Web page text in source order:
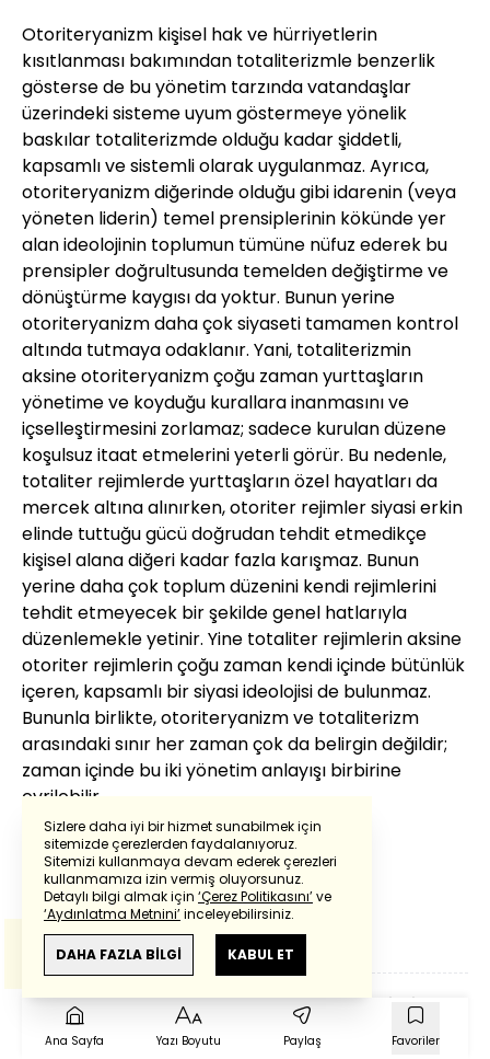
Otoriteryanizm kişisel hak ve hürriyetlerin
kısıtlanması bakımından totaliterizmle benzerlik
gösterse de bu yönetim tarzında vatandaşlar
üzerindeki sisteme uyum göstermeye yönelik
baskılar totaliterizmde olduğu kadar şiddetli,
kapsamlı ve sistemli olarak uygulanmaz. Ayrıca,
otoriteryanizm diğerinde olduğu gibi idarenin (veya
yöneten liderin) temel prensiplerinin kökünde yer
alan ideolojinin toplumun tümüne nüfuz ederek bu
prensipler doğrultusunda temelden değiştirme ve
dönüştürme kaygısı da yoktur. Bunun yerine
otoriteryanizm daha çok siyaseti tamamen kontrol
altında tutmaya odaklanır. Yani, totaliterizmin
aksine otoriteryanizm çoğu zaman yurttaşların
yönetime ve koyduğu kurallara inanmasını ve
içselleştirmesini zorlamaz; sadece kurulan düzene
koşulsuz itaat etmelerini yeterli görür. Bu nedenle,
totaliter rejimlerde yurttaşların özel hayatları da
mercek altına alınırken, otoriter rejimler siyasi erkin
elinde tuttuğu gücü doğrudan tehdit etmedikçe
kişisel alana diğeri kadar fazla karışmaz. Bunun
yerine daha çok toplum düzenini kendi rejimlerini
tehdit etmeyecek bir şekilde genel hatlarıyla
düzenlemekle yetinir. Yine totaliter rejimlerin aksine
otoriter rejimlerin çoğu zaman kendi içinde bütünlük
içeren, kapsamlı bir siyasi ideolojisi de bulunmaz.
Bununla birlikte, otoriteryanizm ve totaliterizm
arasındaki sınır her zaman çok da belirgin değildir;
zaman içinde bu iki yönetim anlayışı birbirine
evrilebilir.
YAZAR
Gül Kurtoğlu Eskişar
Oli̇garşi̇ nedir?Anlambi̇li̇m nedir?Büyü nedir?Mani̇hei̇zm nedir?
Ana Sayfa Yazı Boyutu Paylaş Favoriler
Sizlere daha iyi bir hizmet sunabilmek için
sitemizde çerezlerden faydalanıyoruz.
Sitemizi kullanmaya devam ederek çerezleri
kullanmamıza izin vermiş oluyorsunuz.
Detaylı bilgi almak için ‘Çerez Politikasını’ve
‘Aydınlatma Metnini’inceleyebilirsiniz.
DAHA FAZLA BİLGİ KABUL ET
Powered by Translate
Bu çevirideGoogle Transletekullanılmıştır.
Anlam ve çeviri hatalarından
haberturk.com
sorumlu değildir.